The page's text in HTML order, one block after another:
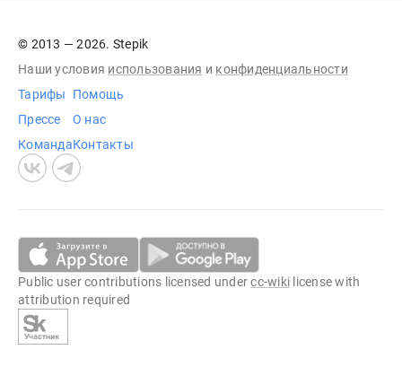
© 2013 — 2026. Stepik
Наши условия использования и конфиденциальности
Тарифы
Прессе
Команда
Помощь
О нас
Контакты
Public user contributions licensed undercc-wiki license with
attribution required